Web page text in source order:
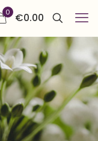
0 €0.00